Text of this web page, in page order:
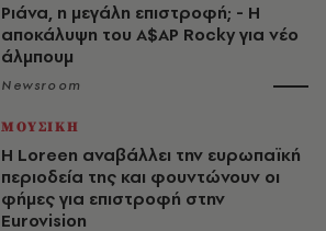
Ριάνα, η μεγάλη επιστροφή; - Η
αποκάλυψη του A$AP Rocky για νέο
άλμπουμ
Newsroom
ΜΟΥΣΙΚΗ
Η Loreen αναβάλλει την ευρωπαϊκή
περιοδεία της και φουντώνουν οι
φήμες για επιστροφή στην
Eurovision